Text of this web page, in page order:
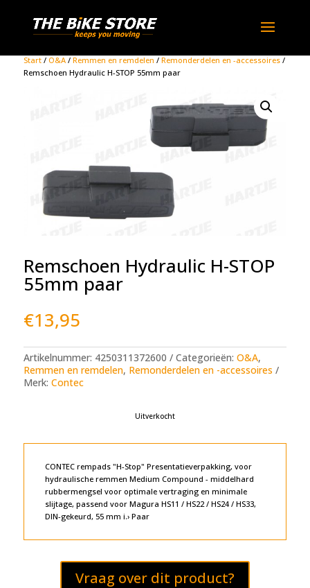
Start/ O&A/ Remmen en remdelen / Remonderdelen en -accessoires/
Remschoen Hydraulic H-STOP 55mm paar
Remschoen Hydraulic H-STOP
55mm paar
€13,95
Artikelnummer: 4250311372600 Categorieën: O&A,
Remmen en remdelen, Remonderdelen en -accessoires
Merk: Contec
Uitverkocht
CONTEC rempads "H-Stop" Presentatieverpakking, voor
hydraulische remmen Medium Compound - middelhard
rubbermengsel voor optimale vertraging en minimale
slijtage, passend voor Magura HS11 / HS22 / HS24 / HS33,
DIN-gekeurd, 55 mm i.› Paar
Vraag over dit product?